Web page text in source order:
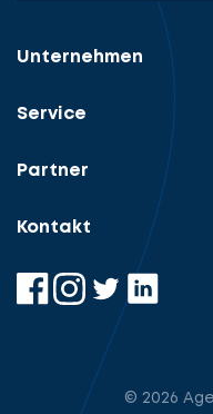
Unternehmen
Service
Partner
Kontakt
© 2026